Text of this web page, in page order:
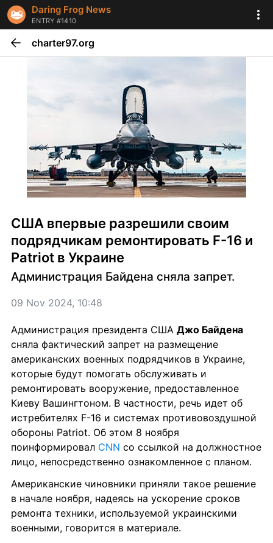
Daring Frog News
ENTRY #1410
charter97.org
США впервые разрешили своим
подрядчикам ремонтировать F-16 и
Patriot в Украине
Администрация Байдена сняла запрет.
09 Nov 2024, 10:48
Администрация президента США Джо Байдена
сняла фактический запрет на размещение
американских военных подрядчиков в Украине,
которые будут помогать обслуживать и
ремонтировать вооружение, предоставленное
Киеву Вашингтоном. В частности, речь идет об
истребителях F-16 и системах противовоздушной
обороны Patriot. Об этом 8 ноября
поинформировал CNN со ссылкой на должностное
лицо, непосредственно ознакомленное с планом.
Американские чиновники приняли такое решение
в начале ноября, надеясь на ускорение сроков
ремонта техники, используемой украинскими
военными, говорится в материале.